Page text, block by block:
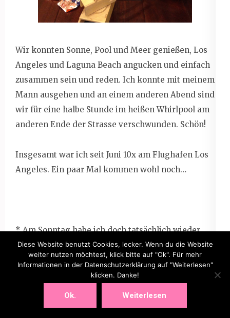
Wir konnten Sonne, Pool und Meer genießen, Los
Angeles und Laguna Beach angucken und einfach
zusammen sein und reden. Ich konnte mit meinem
Mann ausgehen und an einem anderen Abend sind
wir für eine halbe Stunde im heißen Whirlpool am
anderen Ende der Strasse verschwunden. Schön!
Insgesamt war ich seit Juni 10x am Flughafen Los
Angeles. Ein paar Mal kommen wohl noch…
* Am Sonntag habe ich doch tatsächlich wieder
mit Shred angefangen! Der Muskelkater ist genau
so schlimm, wie im Juni, als ich Shred entdeckt
habe. Meine Güte… Aber es tut gut. Die Übungen
Diese Website benutzt Cookies, lecker. Wenn du die Website
weiter nutzen möchtest, klick bitte auf "Ok". Für mehr
Informationen in der Datenschutzerklärung auf "Weiterlesen"
klicken. Danke!
Ok. Weiterlesen